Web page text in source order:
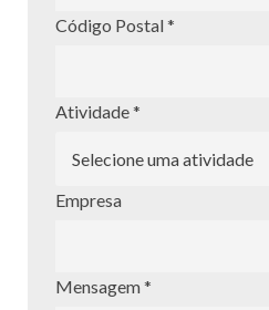
Código Postal *
Atividade *
Empresa
Mensagem *